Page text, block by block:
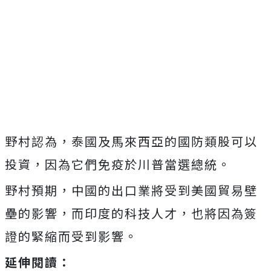
野村認為，泰國及馬來西亞的國防類股可以
投資，因為它們免疫於川普當選總統。
野村預期，中國的出口業將受到美國貿易壁
壘的影響，而印度的科技人才，也將因為簽
證的緊縮而受到影響。
延伸閱讀：